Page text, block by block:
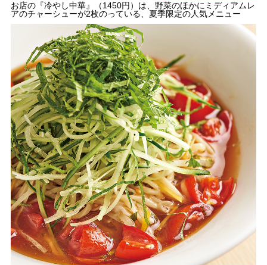
お店の『冷やし中華』（1450円）は、野菜のほかにミディアムレ
アのチャーシューが2枚のっている、夏季限定の人気メニュー